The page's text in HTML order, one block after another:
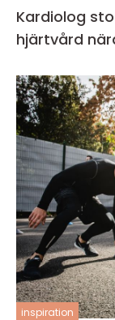
Kardiolog stockholm
hjärtvård
inspiration